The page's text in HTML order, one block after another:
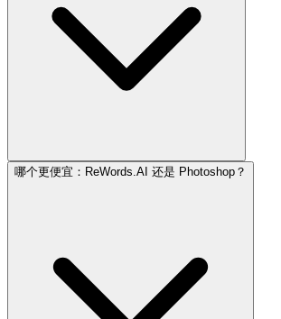
哪个更便宜：ReWords.AI 还是 Photoshop？